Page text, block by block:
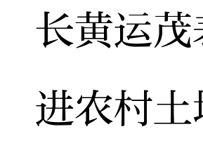
长黄运
进农村